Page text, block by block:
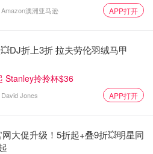
lilitsanong/Unsplash，版权属于原
清东南西北的啊！
Amazon澳洲亚马逊 APP打开
折上3折 拉夫劳伦羽绒马甲
Stanley拎拎杯$36
David Jones APP打开
大促升级！5折起+叠9折💥明星同